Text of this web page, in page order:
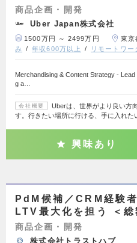
商品企画・開発
Uber Japan株式会社
1500万円 ～ 2499万円 東京
み
年収600万以上 リモートワー
Merchandising & Content Strategy -
g a…
会社概要
Uberは、世界がより良い方
す。行きたい場所に行ける、手に入れた
興味あり
PdM候補／CRM経験
LTV最大化を担う ＜
商品企画・開発
株式会社トラストハブ